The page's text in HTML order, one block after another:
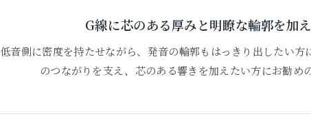
G線に芯のある厚みと明瞭な輪郭を加
低音側に密度を持たせながら、発音の輪郭もはっきり出したい
のつながりを支え、芯のある響きを加えたい方にお勧め